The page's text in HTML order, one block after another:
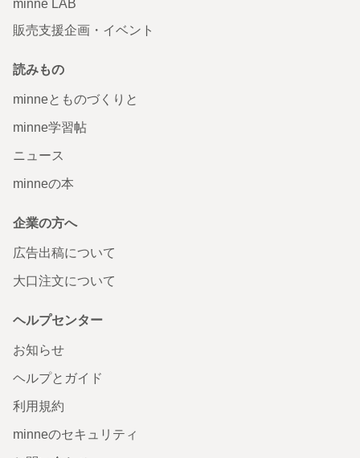
minne LAB
販売支援企画・イベント
読みもの
minneとものづくりと
minne学習帖
ニュース
minneの本
企業の方へ
広告出稿について
大口注文について
ヘルプセンター
お知らせ
ヘルプとガイド
利用規約
minneのセキュリティ